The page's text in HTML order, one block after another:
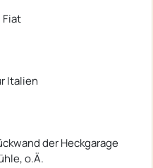
Fiat
Italien
der Heckgarage
o.Ä.